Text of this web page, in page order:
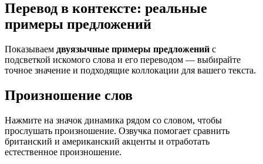
Перевод в контексте: реальные
примеры предложений
Показываем двуязычные примеры предложений с
подсветкой искомого слова и его переводом — выбирайте
точное значение и подходящие коллокации для вашего текста.
Произношение слов
Нажмите на значок динамика рядом со словом, чтобы
прослушать произношение. Озвучка помогает сравнить
британский и американский акценты и отработать
естественное произношение.